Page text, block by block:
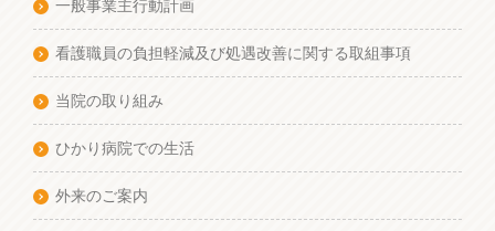
一般事業主行動計画
看護職員の負担軽減及び処遇改善に関する取組事項
当院の取り組み
ひかり病院での生活
外来のご案内